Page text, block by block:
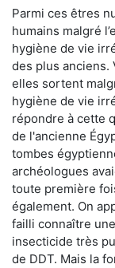
Parmi ces êtres
humains malgré
hygiène de vie
des plus anciens.
elles sortent
hygiène de vie
répondre à cette
de l'ancienne
tombes
archéologues
toute première
également. On
failli connaître
insecticide très
de DDT. Mais la